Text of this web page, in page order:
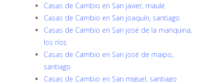
Casas de Cambio en San javier, maule
Casas de Cambio en San joaquín, santiago
Casas de Cambio en San josé de la mariquina,
los ríos
Casas de Cambio en San josé de maipo,
santiago
Casas de Cambio en San miguel, santiago